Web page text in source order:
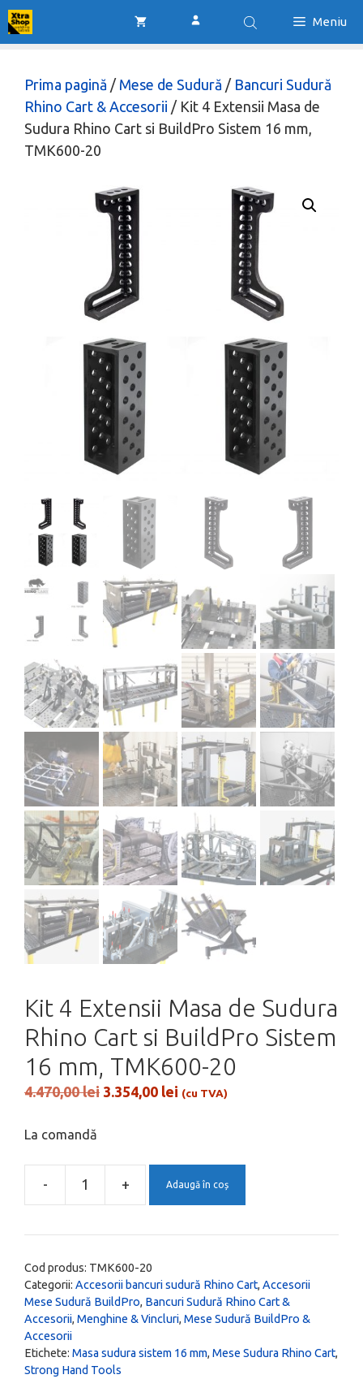
Sari
la
Meniu
Prima pagină / Mese de Sudură / Bancuri Sudură
Rhino Cart & Accesorii / Kit 4 Extensii Masa de
Sudura Rhino Cart si BuildPro Sistem 16 mm,
TMK600-20
Kit 4 Extensii Masa de Sudura
Rhino Cart si BuildPro Sistem
16 mm, TMK600-20
4.470,00lei Prețul
4.470,00 lei.
3.354,00 lei Prețul
(cu TVA)
La comandă
-
Cantitate
4
Extensii
Masa
de
Sudura
Rhino
+ Adaugă în coș
Cod produs: TMK600-20
Categorii: Accesorii bancuri sudură Rhino Cart, Accesorii
Mese Sudură BuildPro, Bancuri Sudură Rhino Cart &
Accesorii, Menghine & Vincluri, Mese Sudură BuildPro &
Accesorii
Etichete: Masa sudura sistem 16 mm, Mese Sudura Rhino Cart,
Strong Hand Tools